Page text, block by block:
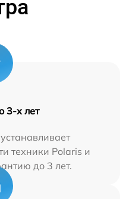
3-х лет
техники Polaris и
до 3 лет.